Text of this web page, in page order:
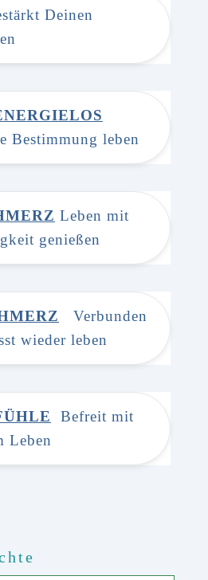
Deinen
Bestimmung leben
Leben mit
genießen
Verbunden
wieder leben
Befreit mit
Leben